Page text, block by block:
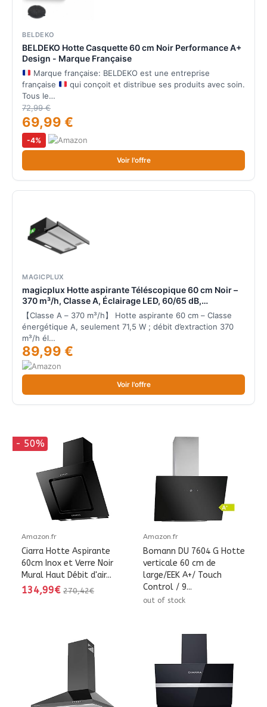
BELDEKO
BELDEKO Hotte Casquette 60 cm Noir Performance A+
Design - Marque Française
Marque française: BELDEKO est une entreprise
française
qui conçoit et distribue ses produits avec soin.
Tous le…
72,99 €
69,99 €
-4%
Voir l'offre
MAGICPLUX
magicplux Hotte aspirante Téléscopique 60 cm Noir –
370 m³/h, Classe A, Éclairage LED, 60/65 dB,
Extraction & Recyclage, Filtre à Charbon Inclus
【Classe A – 370 m³/h】 Hotte aspirante 60 cm – Classe
énergétique A, seulement 71,5 W ; débit d’extraction 370
m³/h él…
89,99 €
Voir l'offre
- 50%
Amazon.fr
Ciarra Hotte Aspirante
60cm Inox et Verre Noir
Mural Haut Débit d'air...
134,99€ 270,42€
Amazon.fr
Bomann DU 7604 G Hotte
verticale 60 cm de
large/EEK A+/ Touch
Control / 9...
out of stock